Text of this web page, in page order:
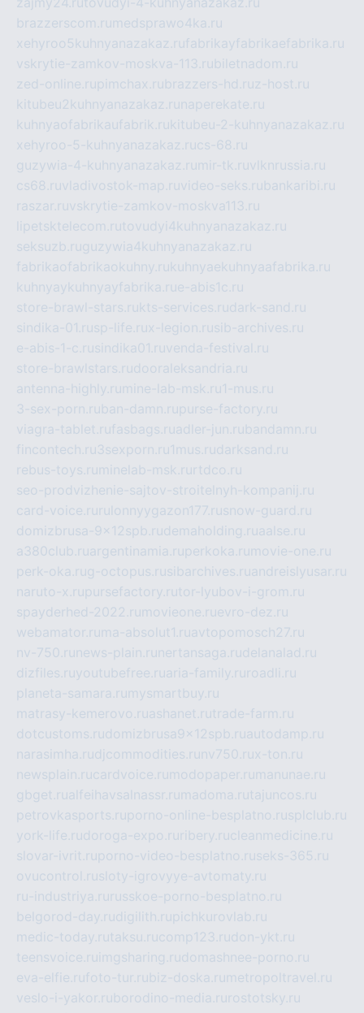
brazzerscom.ru medsprawo4ka.ru
xehyroo5kuhnyanazakaz.rufabrikayfabrikaefabrika.ru
vskrytie-zamkov-moskva-113.rubiletnadom.ru
zed-online.rupimchax.rubrazzers-hd.ruz-host.ru
kitubeu2kuhnyanazakaz.ru naperekate.ru
kuhnyaofabrikaufabrik.rukitubeu-2-kuhnyanazakaz.ru
xehyroo-5-kuhnyanazakaz.rucs-68.ru
guzywia-4-kuhnyanazakaz.ru mir-tk.ruvlknrussia.ru
cs68.ruvladivostok-map.ruvideo-seks.rubankaribi.ru
raszar.ruvskrytie-zamkov-moskva113.ru
lipetsktelecom.rutovudyi4kuhnyanazakaz.ru
seksuzb.ruguzywia4kuhnyanazakaz.ru
fabrikaofabrikaokuhny.rukuhnyaekuhnyaafabrika.ru
kuhnyaykuhnyayfabrika.rue-abis1c.ru
store-brawl-stars.rukts-services.rudark-sand.ru
sindika-01.rusp-life.rux-legion.rusib-archives.ru
e-abis-1-c.rusindika01.ruvenda-festival.ru
store-brawlstars.rudooraleksandria.ru
antenna-highly.ru mine-lab-msk.ru1-mus.ru
3-sex-porn.ruban-damn.rupurse-factory.ru
viagra-tablet.rufasbags.ruadler-jun.rubandamn.ru
fincontech.ru3sexporn.ru1mus.rudarksand.ru
rebus-toys.ru minelab-msk.ru rtdco.ru
seo-prodvizhenie-sajtov-stroitelnyh-kompanij.ru
card-voice.ru rulonnyygazon177.rusnow-guard.ru
domizbrusa-9x12spb.rudemaholding.ruaalse.ru
a380club.ruargentinamia.ruperkoka.ru movie-one.ru
perk-oka.rug-octopus.rusibarchives.ruandreislyusar.ru
naruto-x.rupursefactory.rutor-lyubov-i-grom.ru
spayderhed-2022.ru movieone.ruevro-dez.ru
webamator.ru ma-absolut1.ruavtopomosch27.ru
nv-750.ru news-plain.ru nertansaga.rudelanalad.ru
dizfiles.ruyoutubefree.ruaria-family.ru roadli.ru
planeta-samara.ru mysmartbuy.ru
matrasy-kemerovo.ruashanet.rutrade-farm.ru
dotcustoms.rudomizbrusa9x12spb.ruautodamp.ru
narasimha.rudjcommodities.ru nv750.rux-ton.ru
newsplain.rucardvoice.ru modopaper.ru manunae.ru
gbget.rualfeihavsalnassr.ru madoma.rutajuncos.ru
petrovkasports.ruporno-online-besplatno.rusplclub.ru
york-life.rudoroga-expo.ru ribery.rucleanmedicine.ru
slovar-ivrit.ruporno-video-besplatno.ruseks-365.ru
ovucontrol.rusloty-igrovyye-avtomaty.ru
ru-industriya.ru russkoe-porno-besplatno.ru
belgorod-day.rudigilith.rupichkurovlab.ru
medic-today.rutaksu.rucomp123.rudon-ykt.ru
teensvoice.ru imgsharing.rudomashnee-porno.ru
eva-elfie.rufoto-tur.rubiz-doska.ru metropoltravel.ru
veslo-i-yakor.ruborodino-media.ru rostotsky.ru